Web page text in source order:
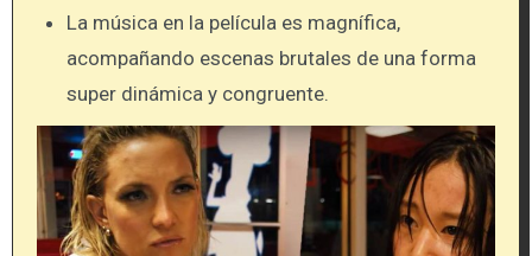
La música en la película es magnífica,
acompañando escenas brutales de una forma
super dinámica y congruente.